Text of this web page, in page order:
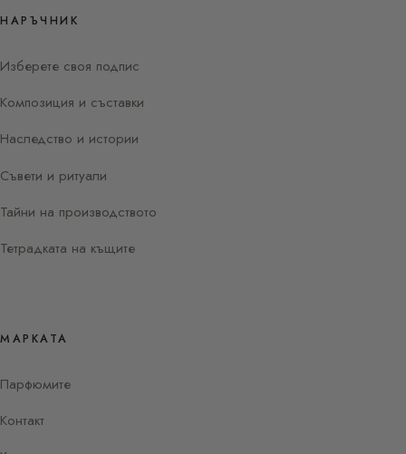
НАРЪЧНИК
Изберете своя подпис
Композиция и съставки
Наследство и истории
Съвети и ритуали
Тайни на производството
Тетрадката на къщите
МАРКАТА
Парфюмите
Контакт